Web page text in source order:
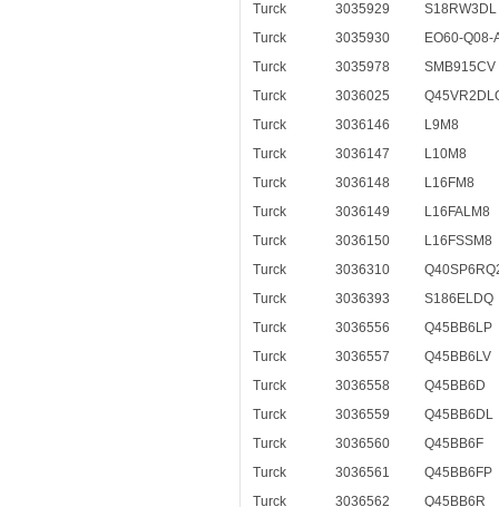
Turck
3035929
S18RW3DL
Turck
3035930
EO60-Q08-
Turck
3035978
SMB915CV
Turck
3036025
Turck
3036146
L9M8
Turck
3036147
L10M8
Turck
3036148
L16FM8
Turck
3036149
L16FALM8
Turck
3036150
L16FSSM8
Turck
3036310
Turck
3036393
S186ELDQ
Turck
3036556
Q45BB6LP
Turck
3036557
Q45BB6LV
Turck
3036558
Q45BB6D
Turck
3036559
Q45BB6DL
Turck
3036560
Q45BB6F
Turck
3036561
Q45BB6FP
Turck
3036562
Q45BB6R